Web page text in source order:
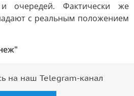
очередей. Фактически же
с реальным положением
на наш Telegram-канал